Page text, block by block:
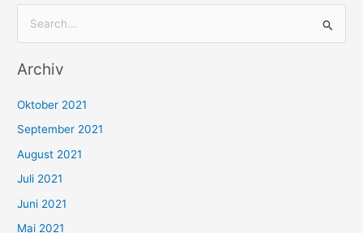
c
n
n
a
c
h
Archiv
Oktober 2021
September 2021
August 2021
Juli 2021
Juni 2021
Mai 2021